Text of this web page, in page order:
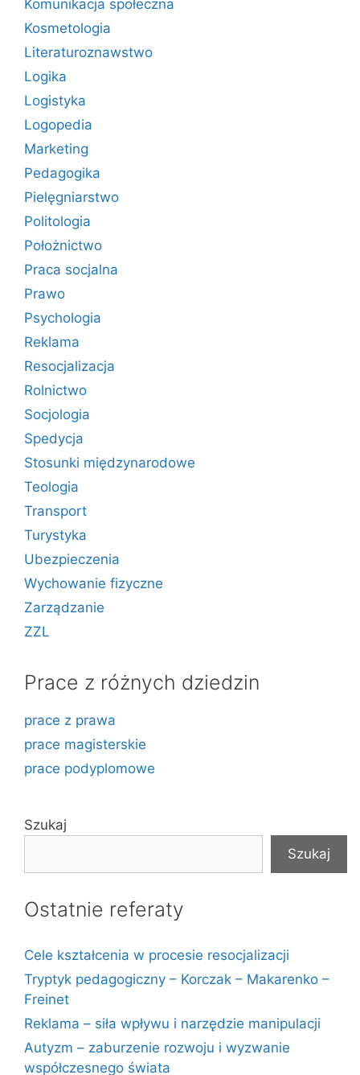
Komunikacja społeczna
Kosmetologia
Literaturoznawstwo
Logika
Logistyka
Logopedia
Marketing
Pedagogika
Pielęgniarstwo
Politologia
Położnictwo
Praca socjalna
Prawo
Psychologia
Reklama
Resocjalizacja
Rolnictwo
Socjologia
Spedycja
Stosunki międzynarodowe
Teologia
Transport
Turystyka
Ubezpieczenia
Wychowanie fizyczne
Zarządzanie
ZZL
Prace z różnych dziedzin
prace z prawa
prace magisterskie
prace podyplomowe
Szukaj
Szukaj
Ostatnie referaty
Cele kształcenia w procesie resocjalizacji
Tryptyk pedagogiczny – Korczak – Makarenko –
Freinet
Reklama – siła wpływu i narzędzie manipulacji
Autyzm – zaburzenie rozwoju i wyzwanie
współczesnego świata